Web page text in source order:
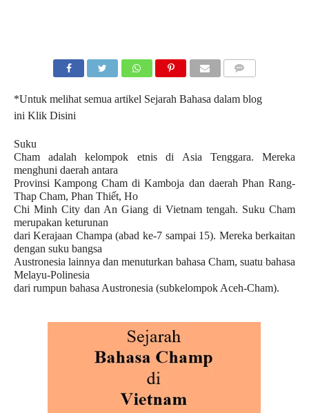
*Untuk melihat semua artikel Sejarah Bahasa dalam blog
ini Klik Disini
Suku
Cham adalah kelompok etnis di Asia Tenggara. Mereka
menghuni daerah antara
Provinsi Kampong Cham di Kamboja dan daerah Phan Rang-
Thap Cham, Phan Thiết, Ho
Chi Minh City dan An Giang di Vietnam tengah. Suku Cham
merupakan keturunan
dari Kerajaan Champa (abad ke-7 sampai 15). Mereka berkaitan
dengan suku bangsa
Austronesia lainnya dan menuturkan bahasa Cham, suatu bahasa
Melayu-Polinesia
dari rumpun bahasa Austronesia (subkelompok Aceh-Cham).